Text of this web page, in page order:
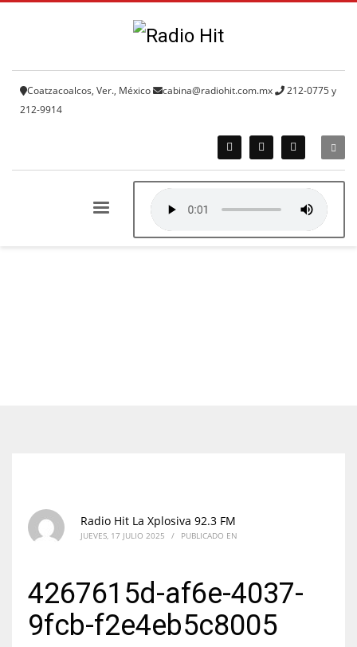
Coatzacoalcos, Ver., México cabina@radiohit.com.mx
212-0775 y
212-9914
Radio Hit La Xplosiva 92.3 FM
JUEVES, 17 JULIO 2025 / PUBLICADO EN
4267615d-af6e-4037-
9fcb-f2e4eb5c8005